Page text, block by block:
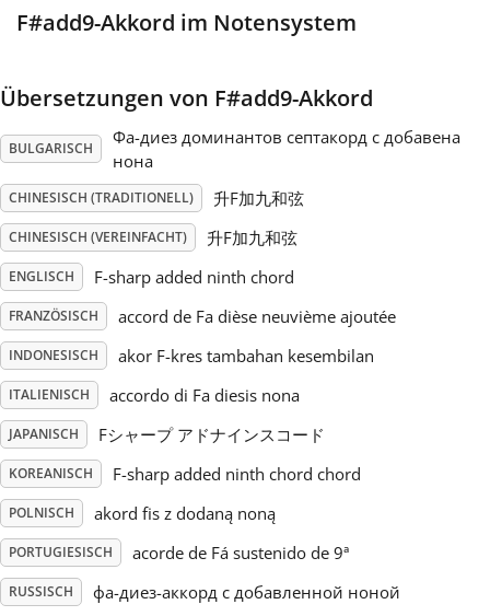
Polski
Português
Русский
Svenska
Tiếng Việt
Türkçe
Українська
简体中文
繁體中文
F#add9-Akkord im Notensystem
Übersetzungen von F#add9-Akkord
BULGARISCH
Фа-диез доминантов септакорд с добавена
нона
CHINESISCH (TRADITIONELL) 升F加九和弦
CHINESISCH (VEREINFACHT) 升F加九和弦
ENGLISCH F-sharp added ninth chord
FRANZÖSISCH accord de Fa dièse neuvième ajoutée
INDONESISCH akor F-kres tambahan kesembilan
ITALIENISCH accordo di Fa diesis nona
JAPANISCH Fシャープ アドナインスコード
KOREANISCH F-sharp added ninth chord chord
POLNISCH akord fis z dodaną noną
PORTUGIESISCH acorde de Fá sustenido de 9ª
RUSSISCH фа-диез-аккорд с добавленной ноной